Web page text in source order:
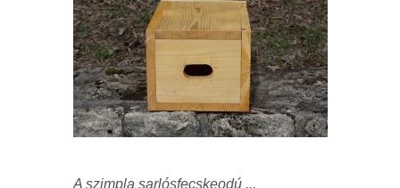
A szimpla sarlósfecskeodú ...